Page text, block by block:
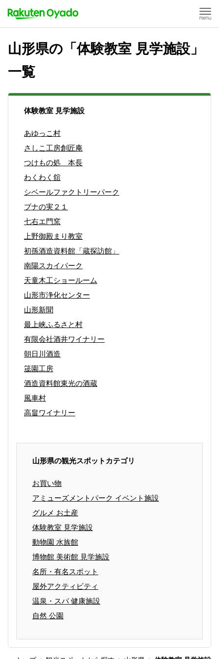
山形県の「体験教室 見学施設」
一覧
体験教室 見学施設
あゆっこ村
さしこ工房創匠庵
つけもの処 本長
わくわく舘
シベールファクトリーパーク
ブナの実２１
七右エ門窯
上野御殿まり教室
初孫酒造資料館「蔵探訪館」
南陽スカイパーク
天童木工ショールーム
山形市浄化センター
山形新聞
最上峡ふるさと村
有限会社酒井ワイナリー
朝日川酒造
筬園工房
酒造資料館東光の酒蔵
風車村
高畠ワイナリー
山形県の観光スポットカテゴリ
お買い物
アミューズメントパーク イベント施設
グルメ お土産
体験教室 見学施設
動物園 水族館
博物館 美術館 見学施設
名所・有名スポット
屋外アクティビティ
温泉・スパ 健康施設
自然 公園